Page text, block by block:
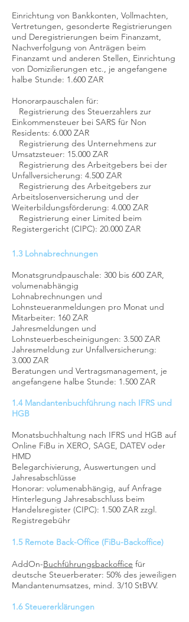
Einrichtung von Bankkonten, Vollmachten,
Vertretungen, gesonderte Registrierungen
und Deregistrierungen beim Finanzamt,
Nachverfolgung von Anträgen beim
Finanzamt und anderen Stellen, Einrichtung
von Domizilierungen etc., je angefangene
halbe Stunde: 1.600 ZAR
Honorarpauschalen für:
Registrierung des Steuerzahlers zur
Einkommensteuer bei SARS für Non
Residents: 6.000 ZAR
Registrierung des Unternehmens zur
Umsatzsteuer: 15.000 ZAR
Registrierung des Arbeitgebers bei der
Unfallversicherung: 4.500 ZAR
Registrierung des Arbeitgebers zur
Arbeitslosenversicherung und der
Weiterbildungsförderung: 4.000 ZAR
Registrierung einer Limited beim
Registergericht (CIPC): 20.000 ZAR
1.3 Lohnabrechnungen
Monatsgrundpauschale: 300 bis 600 ZAR,
volumenabhängig
Lohnabrechnungen und
Lohnsteueranmeldungen pro Monat und
Mitarbeiter: 160 ZAR
Jahresmeldungen und
Lohnsteuerbescheinigungen: 3.500 ZAR
Jahresmeldung zur Unfallversicherung:
3.000 ZAR
Beratungen und Vertragsmanagement, je
angefangene halbe Stunde: 1.500 ZAR
1.4 Mandantenbuchführung nach IFRS und
HGB
Monatsbuchhaltung nach IFRS und HGB auf
Online FiBu in XERO, SAGE, DATEV oder
HMD
Belegarchivierung, Auswertungen und
Jahresabschlüsse
Honorar: volumenabhängig, auf Anfrage
Hinterlegung Jahresabschluss beim
Handelsregister (CIPC): 1.500 ZAR zzgl.
Registregebühr
1.5 Remote Back-Office (FiBu-Backoffice)
AddOn-Buchführungsbackoffice für
deutsche Steuerberater: 50% des jeweiligen
Mandantenumsatzes, mind. 3/10 StBVV.
1.6 Steuererklärungen